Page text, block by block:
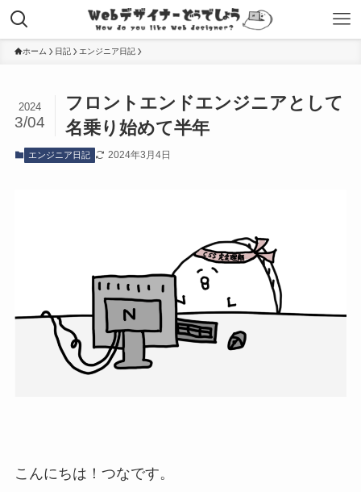
ホーム 日記 エンジニア日記
フロントエンドエンジニアとして
名乗り始めて半年
2024
3/04
エンジニア日記 2024年3月4日
こんにちは！つなです。